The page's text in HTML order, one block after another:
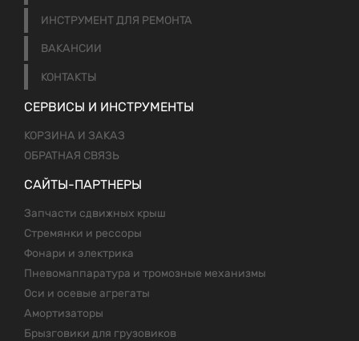
ИНСТРУМЕНТ ДЛЯ РЕМОНТА
ВАКАНСИИ
КОНТАКТЫ
СЕРВИСЫ И ИНСТРУМЕНТЫ
КОРЗИНА И ЗАКАЗ
ОБРАТНАЯ СВЯЗЬ
САЙТЫ-ПАРТНЕРЫ
Запчасти сдвижных крыш
Стремянки и рессоры
Фонари и электрика
Пневомаппаратура и тромозные механизмы
Оси и осевые агрегаты
Амортизаторы
Брызговики для грузовиков